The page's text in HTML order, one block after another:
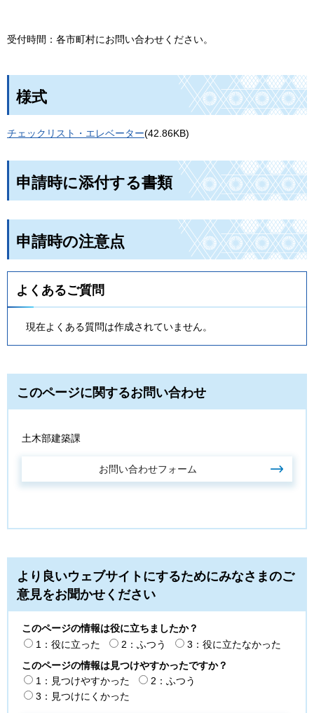
受付時間： 各市町村にお問い合わせください。
様式
チェックリスト・エレベーター(42.86KB)
申請時に添付する書類
申請時の注意点
よくあるご質問
現在よくある質問は作成されていません。
このページに関するお問い合わせ
土木部建築課
より良いウェブサイトにするためにみなさまのご
意見をお聞かせください
このページの情報は役に立ちましたか？
1：役に立った
2：ふつう
3：役に立たなかった
このページの情報は見つけやすかったですか？
1：見つけやすかった
2：ふつう
3：見つけにくかった